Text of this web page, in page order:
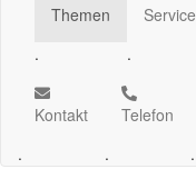
Themen
.
Service
.
Kontakt
.
Telefon
.
.